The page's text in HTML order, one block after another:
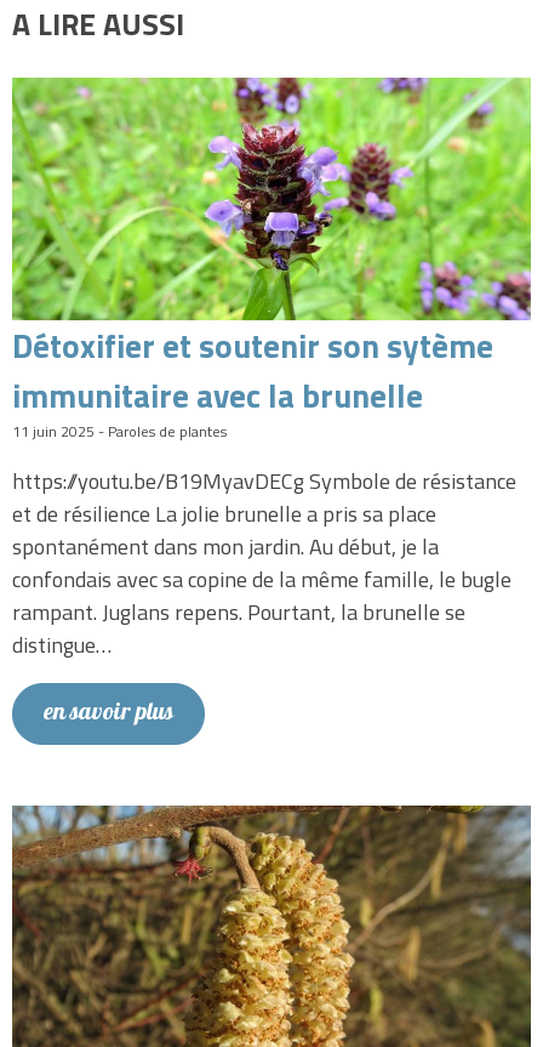
A LIRE AUSSI
Détoxifier et soutenir son sytème
immunitaire avec la brunelle
11 juin 2025 - Paroles de plantes
https://youtu.be/B19MyavDECg Symbole de résistance
et de résilience La jolie brunelle a pris sa place
spontanément dans mon jardin. Au début, je la
confondais avec sa copine de la même famille, le bugle
rampant. Juglans repens. Pourtant, la brunelle se
distingue…
en savoir plus